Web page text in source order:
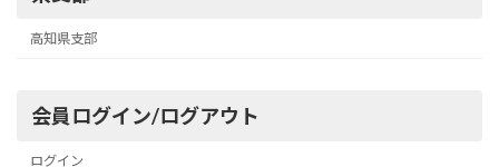
高知県支部
会員ログイン/ログアウト
ログイン